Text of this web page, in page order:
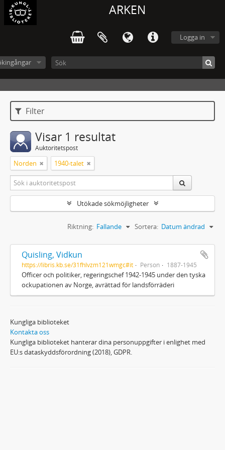
ARKEN
Logga in
Filter
Visar 1 resultat
Auktoritetspost
Norden 1940-talet
Utökade sökmöjligheter
Sortera: Datum ändrad
Riktning: Fallande
Quisling, Vidkun
https://libris.kb.se/31fhlvzm121wmgc#it Person 1887-1945
Officer och politiker, regeringschef 1942-1945 under den tyska
ockupationen av Norge, avrättad för landsförräderi
Kungliga biblioteket
Kontakta oss
Kungliga biblioteket hanterar dina personuppgifter i enlighet med
EU:s dataskyddsförordning (2018), GDPR.